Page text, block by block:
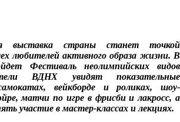
выставка страны станет точкой
любителей активного образа жизни. В
Фестиваль неолимпийских видов
ВДНХ увидят показательные
вейкборде и роликах, шоу-
матчи по игре в фрисби и лакросс, а
участие в мастер-классах и лекциях.